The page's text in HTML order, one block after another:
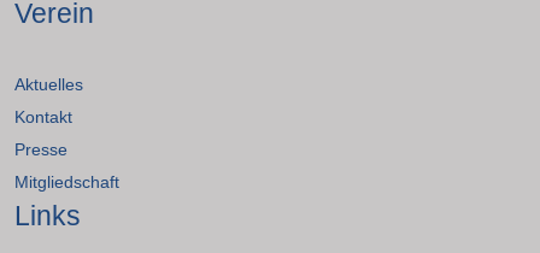
Verein
Aktuelles
Kontakt
Presse
Mitgliedschaft
Links